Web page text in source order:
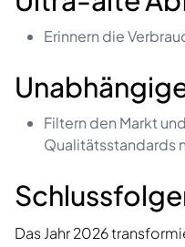
Erinnern die
Filtern den Markt
Qualitätsstandards
Das Jahr 2026